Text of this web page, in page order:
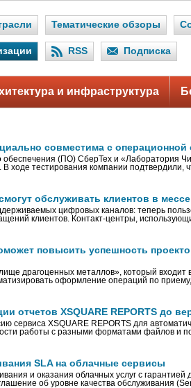
Тематические обзоры
RSS Подписка
и инфраструктура
совместима с операционной
обеспечения (ПО) СберТех и «Лаборатория
В ходе тестирования компании подтвердили,
обслуживать клиентов в
цифровых каналов: теперь
клиентов. Контакт-центры,
повысить успешность
драгоценных металлов», который входит
оформление операций по
отчетов XSQUARE REPORTS до
сервиса XSQUARE REPORTS для
работы с разными форматами файлов и
SLA на облачные сервисы
и оказания облачных услуг с гарантией
об уровне качества обслуживания